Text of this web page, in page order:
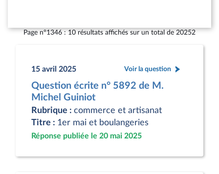
Page n°1346 : 10 résultats affichés sur un total de 20252
15 avril 2025 Voir la question
Question écrite n° 5892 de M.
Michel Guiniot
Rubrique : commerce et artisanat
Titre : 1er mai et boulangeries
Réponse publiée le 20 mai 2025